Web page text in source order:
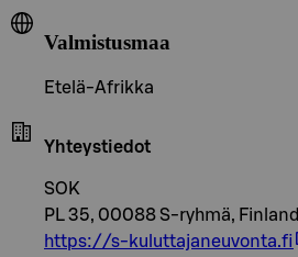
Valmistusmaa
Etelä-Afrikka
Yhteystiedot
SOK
PL 35, 00088 S-ryhmä, Finland
https://s-kuluttajaneuvonta.fi